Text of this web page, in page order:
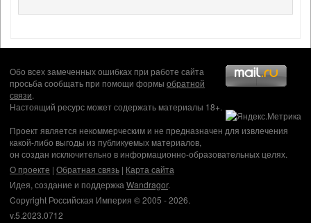
Обо всех замеченных ошибках при работе сайта
просьба сообщать при помощи формы обратной
связи.
Настоящий ресурс может содержать материалы 18+.
Проект является некоммерческим и не предназначен для извлечения
какой-либо выгоды из публикуемых материалов,
он создан исключительно в информационно-образовательных целях.
О проекте | Обратная связь | Карта сайта
Идея, создание и поддержка Wandragor.
Copyright Российская Империя © 2005 - 2026.
v.5.2023.0712